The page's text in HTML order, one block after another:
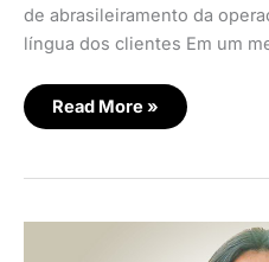
de abrasileiramento da
língua dos clientes Em um
Read More »
A